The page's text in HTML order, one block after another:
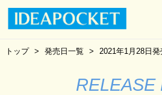
トップ 発売日一覧 2021年1月28日発
RELEASE